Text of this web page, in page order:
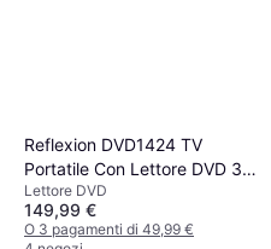
Reflexion DVD1424 TV
Portatile Con Lettore DVD 36
cm 14 Pollici
Lettore DVD
149,99 €
O 3 pagamenti di 49,99 €